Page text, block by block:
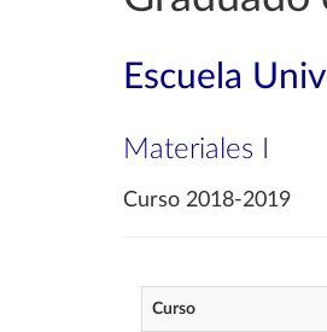
Escuela
Materiales I
Curso 2018-2019
Curso